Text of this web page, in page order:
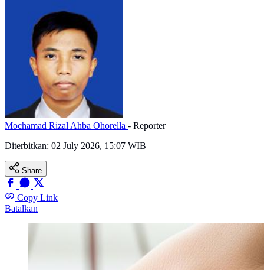
Mochamad Rizal Ahba Ohorella - Reporter
Diterbitkan: 02 July 2026, 15:07 WIB
Share
Copy Link
Batalkan